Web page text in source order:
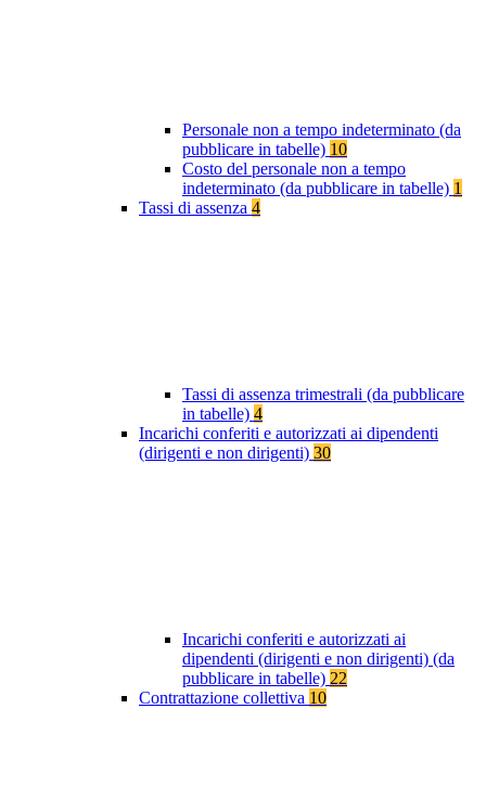
Personale non a tempo indeterminato (da
pubblicare in tabelle) 10
Costo del personale non a tempo
indeterminato (da pubblicare in tabelle) 1
Tassi di assenza 4
Tassi di assenza trimestrali (da pubblicare
in tabelle) 4
Incarichi conferiti e autorizzati ai dipendenti
(dirigenti e non dirigenti) 30
Incarichi conferiti e autorizzati ai
dipendenti (dirigenti e non dirigenti) (da
pubblicare in tabelle) 22
Contrattazione collettiva 10